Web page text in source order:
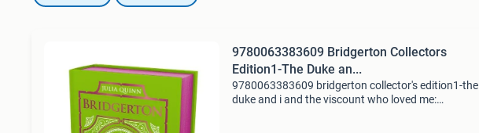
9780063383609 Bridgerton Collectors
Edition1-The Duke an...
9780063383609 bridgerton collector's edition1-the
duke and i and the viscount who loved me: